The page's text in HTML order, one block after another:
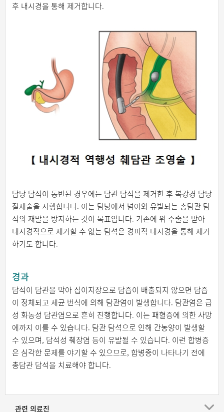
후 내시경을 통해 제거합니다.
담낭 담석이 동반된 경우에는 담관 담석을 제거한 후 복강경 담낭
절제술을 시행합니다. 이는 담낭에서 넘어와 유발되는 총담관 담
석의 재발을 방지하는 것이 목표입니다. 기존에 위 수술을 받아
내시경적으로 제거할 수 없는 담석은 경피적 내시경을 통해 제거
하기도 합니다.
경과
담석이 담관을 막아 십이지장으로 담즙이 배출되지 않으면 담즙
이 정체되고 세균 번식에 의해 담관염이 발생합니다. 담관염은 급
성 화농성 담관염으로 흔히 진행합니다. 이는 패혈증에 의한 사망
에까지 이를 수 있습니다. 담관 담석으로 인해 간농양이 발생할
수 있으며, 담석성 췌장염 등이 유발될 수 있습니다. 이런 합병증
은 심각한 문제를 야기할 수 있으므로, 합병증이 나타나기 전에
총담관 담석을 치료해야 합니다.
관련 의료진